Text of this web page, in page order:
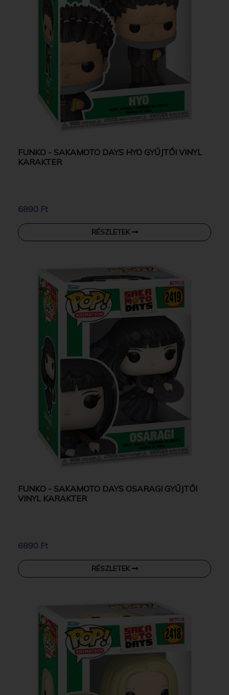
FUNKO - SAKAMOTO DAYS HYO GYŰJTŐI VINYL
KARAKTER
6890 Ft
RÉSZLETEK
FUNKO - SAKAMOTO DAYS OSARAGI GYŰJTŐI
VINYL KARAKTER
6890 Ft
RÉSZLETEK